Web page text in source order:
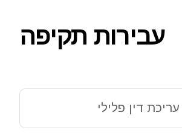
פסקי דין נבחרים
עבירות תקיפה